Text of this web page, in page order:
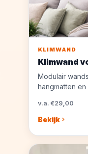
KLIMWAND
Klimwand
Modulair
hangmatten en
v.a. €29,00
Bekijk